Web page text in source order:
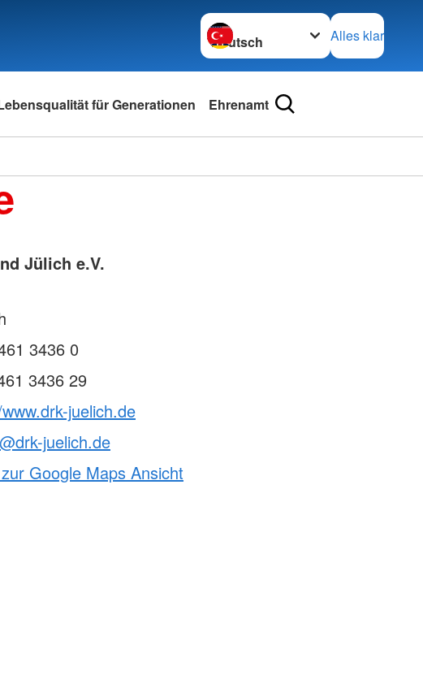
Sprache wechseln zu
Alles klar
für Generationen Ehrenamt
Jülich e.V.
3436 0
3436 29
juelich.de
juelich.de
Google Maps Ansicht